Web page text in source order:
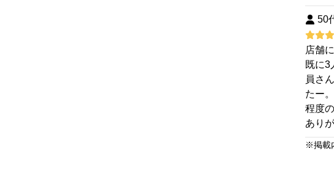
50
店舗
既に3
員さ
たー
程度
あり
※掲載